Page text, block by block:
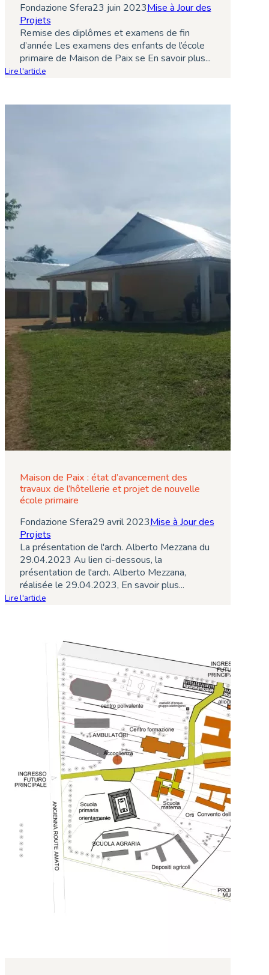
Fondazione Sfera23 juin 2023Mise à Jour des
Projets
Remise des diplômes et examens de fin
d’année Les examens des enfants de l’école
primaire de Maison de Paix se En savoir plus...
Lire l'article
Maison de Paix : état d’avancement des
travaux de l’hôtellerie et projet de nouvelle
école primaire
Fondazione Sfera29 avril 2023Mise à Jour des
Projets
La présentation de l'arch. Alberto Mezzana du
29.04.2023 Au lien ci-dessous, la
présentation de l'arch. Alberto Mezzana,
réalisée le 29.04.2023, En savoir plus...
Lire l'article